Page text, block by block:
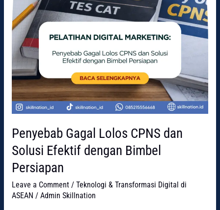
Penyebab Gagal Lolos CPNS dan
Solusi Efektif dengan Bimbel
Persiapan
Leave a Comment / Teknologi & Transformasi Digital di
ASEAN / Admin Skillnation